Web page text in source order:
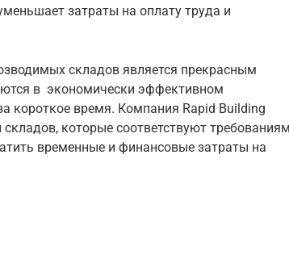
затраты на оплату труда и
складов является прекрасным
в экономически эффективном
короткое время. Компания Rapid Building
которые соответствуют требованиям
временные и финансовые затраты на